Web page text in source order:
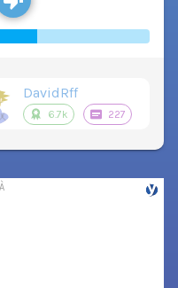
DavidRff
6.7k 227